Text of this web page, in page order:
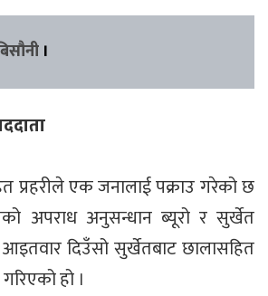
।
प्रहरीले एक जनालाई पक्राउ गरेको छ
अपराध अनुसन्धान ब्यूरो र सुर्खेत
आइतवार दिउँसो सुर्खेतबाट छालासहित
हो ।